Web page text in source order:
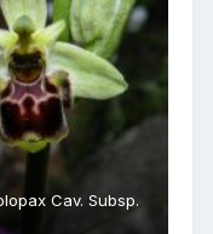
Cav. Subsp.